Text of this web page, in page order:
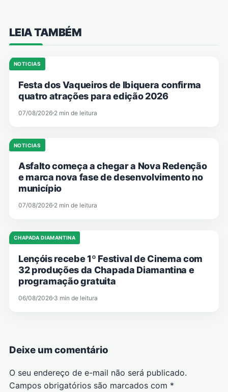
LEIA TAMBÉM
NOTICIAS
Festa dos Vaqueiros de Ibiquera confirma
quatro atrações para edição 2026
07/08/2026 2 min de leitura
NOTICIAS
Asfalto começa a chegar a Nova Redenção
e marca nova fase de desenvolvimento no
município
07/08/2026 2 min de leitura
CHAPADA DIAMANTINA
Lençóis recebe 1º Festival de Cinema com
32 produções da Chapada Diamantina e
programação gratuita
06/08/2026 3 min de leitura
Deixe um comentário
O seu endereço de e-mail não será publicado.
Campos obrigatórios são marcados com *